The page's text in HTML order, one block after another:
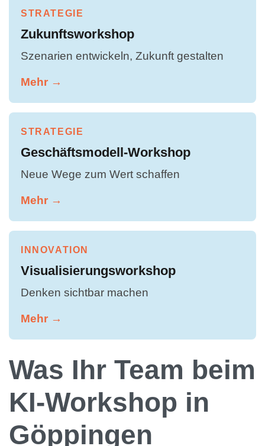
STRATEGIE
Zukunftsworkshop
Szenarien entwickeln, Zukunft gestalten
Mehr →
STRATEGIE
Geschäftsmodell-Workshop
Neue Wege zum Wert schaffen
Mehr →
INNOVATION
Visualisierungsworkshop
Denken sichtbar machen
Mehr →
Was Ihr Team beim
KI-Workshop in
Göppingen